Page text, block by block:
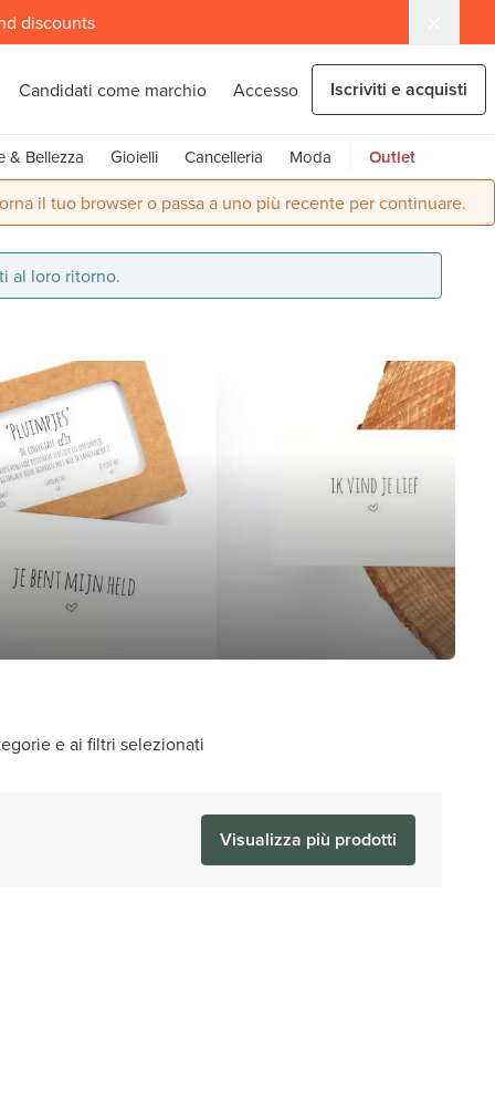
discounts
Candidati come marchio Accesso Iscriviti e acquisti
& Bellezza Gioielli Cancelleria Moda Outlet
il tuo browser o passa a uno più recente per continuare.
al loro ritorno.
e ai filtri selezionati
Visualizza più prodotti